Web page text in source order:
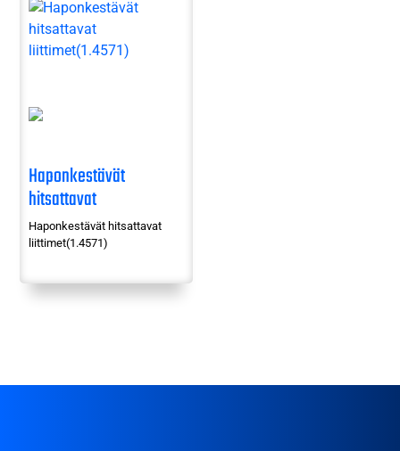
Haponkestävät
hitsattavat
liittimet(1.4571)
Haponkestävät hitsattavat
liittimet(1.4571)